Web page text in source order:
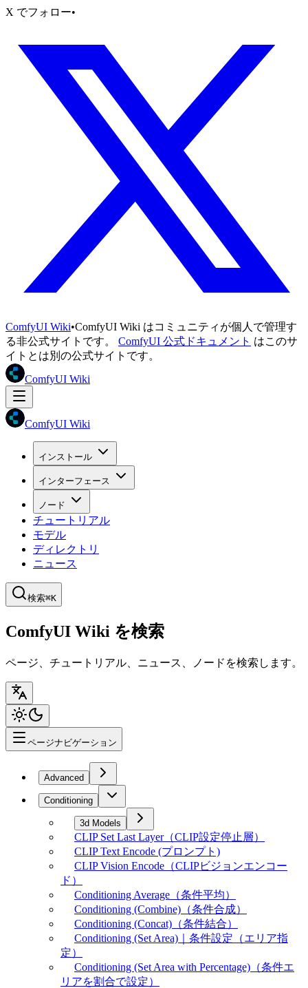
X でフォロー•
ComfyUI Wiki•ComfyUI Wiki はコミュニティが個人で管理す
る非公式サイトです。
ComfyUI 公式ドキュメント はこのサ
イトとは別の公式サイトです。
ComfyUI Wiki
ComfyUI Wiki
インストール
インターフェース
ノード
チュートリアル
モデル
ディレクトリ
ニュース
検索⌘K
ComfyUI Wiki を検索
ページ、チュートリアル、ニュース、ノードを検索します。
ページナビゲーション
Advanced
Conditioning
3d Models
CLIP Set Last Layer（CLIP設定停止層）
CLIP Text Encode (プロンプト)
CLIP Vision Encode（CLIPビジョンエンコー
ド）
Conditioning Average（条件平均）
Conditioning (Combine)（条件合成）
Conditioning (Concat)（条件結合）
Conditioning (Set Area)｜条件設定（エリア指
定）
Conditioning (Set Area with Percentage)（条件エ
リアを割合で設定）